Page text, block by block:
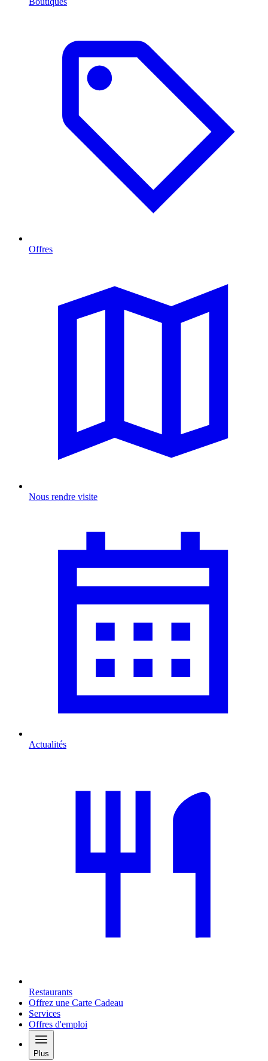
Offres
Nous rendre visite
Actualités
Restaurants
Offrez une Carte Cadeau
Services
Offres d'emploi
Plus